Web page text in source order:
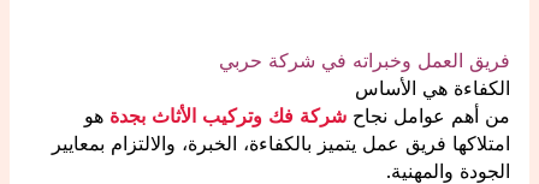
فريق العمل وخبراته في شركة حربي
الكفاءة هي الأساس
من أهم عوامل نجاح شركة فك وتركيب الأثاث بجدة هو
امتلاكها فريق عمل يتميز بالكفاءة، الخبرة، والالتزام بمعايير
الجودة والمهنية.